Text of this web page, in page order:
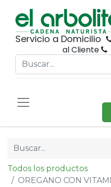
Servicio a Domicilio
al Cliente
Todos los productos
OREGANO CON